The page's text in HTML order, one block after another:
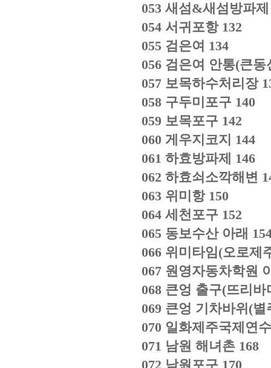
053 새섬 &새섬방파
054 서귀포항 132
055 검은여 134
056 검은여 안통(큰동
057 보목하수처리장
058 구두미포구 140
059 보목포구 142
060 게우지코지 144
061 하효방파제 146
062 하효쇠소깍해변
063 위미항 150
064 세천포구 152
065 동보수산 아래
066 위미타임 (오로제
067 원영자동차학원
068 큰엉 출구(뜨리바
069 큰엉 기차바위 (별
070 일화제주국제연
071 남원 해녀촌 168
072 남원포구 170